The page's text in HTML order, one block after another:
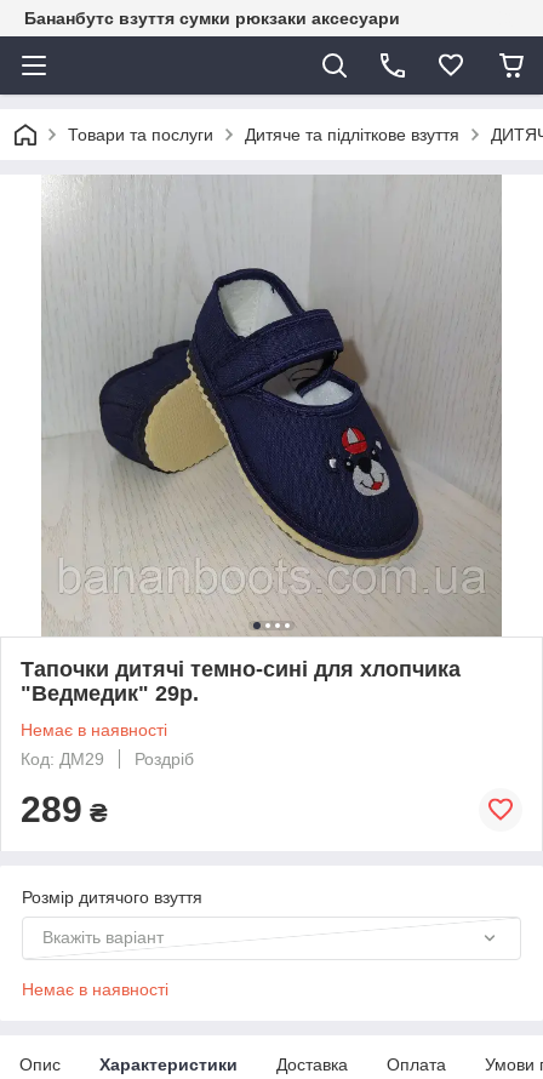
Бананбутс взуття сумки рюкзаки аксесуари
Товари та послуги Дитяче та підліткове взуття
Тапочки дитячі темно-сині для хлопчика
"Ведмедик" 29р.
Немає в наявності
Код: ДМ29
Роздріб
289 ₴
Розмір дитячого взуття
Вкажіть варіант
Немає в наявності
Опис Характеристики Доставка Оплата Умови